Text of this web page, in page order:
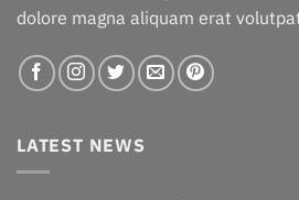
dolore magna aliquam erat
LATEST NEWS